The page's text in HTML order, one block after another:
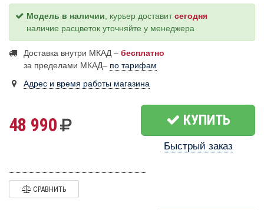
Модель в наличии, курьер доставитсегодня
наличие расцветок уточняйте у менеджера
Доставка внутри МКАД – бесплатно
за пределами МКАД– по тарифам
Адрес и время работы магазина
48 990 КУПИТЬ
Быстрый заказ
СРАВНИТЬ